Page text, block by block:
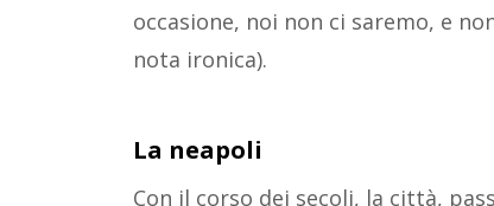
occasione, noi non ci saremo, e
nota ironica).
La neapoli
Con il corso dei secoli, la città,